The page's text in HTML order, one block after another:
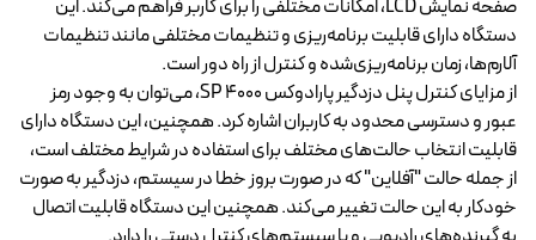
صفحه نمایش LCD، امکانات مختلفی را برای کاربر فراهم می‌کند. این
دستگاه دارای قابلیت برنامه‌ریزی و تنظیمات مختلفی مانند تنظیمات
آلارم‌ها، زمان برنامه‌ریزی‌شده و کنترل از راه دور است.
از مزایای کنترل پنلدزدگیر پارادوکس
SP 4000، می‌توان به وجود رمز
عبور و دسترسی محدود به کاربران اشاره کرد. همچنین، این دستگاه دارای
قابلیت انتخاب حالت‌های مختلف برای استفاده در شرایط مختلف است،
از جمله حالت "آفلاین" که در صورت بروز خطا در سیستم، دزدگیر به صورت
خودکار به این حالت تغییر می‌کند. همچنین این دستگاه قابلیت اتصال